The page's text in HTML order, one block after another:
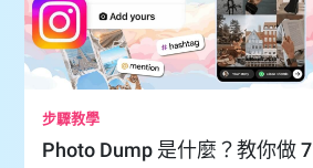
步驟教學
Photo Dump 是什麼？教你做 7